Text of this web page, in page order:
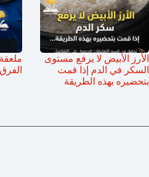
الأرز الأبيض لا يرفع مستوى
السكر في الدم إذا قمت
بتحضيره بهذه الطريقة